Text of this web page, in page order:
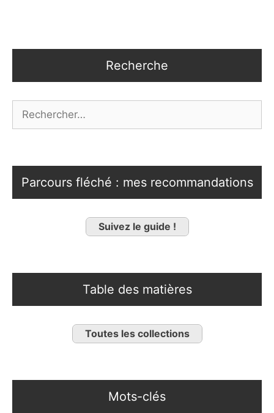
Recherche
Parcours fléché : mes recommandations
Suivez le guide !
Table des matières
Toutes les collections
Mots-clés